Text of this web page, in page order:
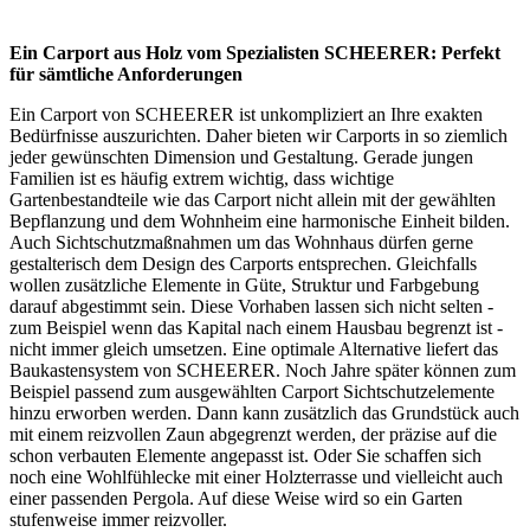
Ein Carport aus Holz vom Spezialisten SCHEERER: Perfekt
für sämtliche Anforderungen
Ein Carport von SCHEERER ist unkompliziert an Ihre exakten
Bedürfnisse auszurichten. Daher bieten wir Carports in so ziemlich
jeder gewünschten Dimension und Gestaltung. Gerade jungen
Familien ist es häufig extrem wichtig, dass wichtige
Gartenbestandteile wie das Carport nicht allein mit der gewählten
Bepflanzung und dem Wohnheim eine harmonische Einheit bilden.
Auch Sichtschutzmaßnahmen um das Wohnhaus dürfen gerne
gestalterisch dem Design des Carports entsprechen. Gleichfalls
wollen zusätzliche Elemente in Güte, Struktur und Farbgebung
darauf abgestimmt sein. Diese Vorhaben lassen sich nicht selten -
zum Beispiel wenn das Kapital nach einem Hausbau begrenzt ist -
nicht immer gleich umsetzen. Eine optimale Alternative liefert das
Baukastensystem von SCHEERER. Noch Jahre später können zum
Beispiel passend zum ausgewählten Carport Sichtschutzelemente
hinzu erworben werden. Dann kann zusätzlich das Grundstück auch
mit einem reizvollen Zaun abgegrenzt werden, der präzise auf die
schon verbauten Elemente angepasst ist. Oder Sie schaffen sich
noch eine Wohlfühlecke mit einer Holzterrasse und vielleicht auch
einer passenden Pergola. Auf diese Weise wird so ein Garten
stufenweise immer reizvoller.